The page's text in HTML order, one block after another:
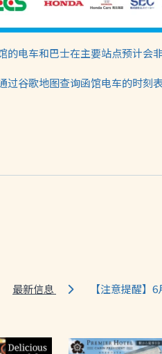
的电车和巴士在主要站点预计会
过谷歌地图查询函馆电车的时刻
最新信息 【注意提醒】